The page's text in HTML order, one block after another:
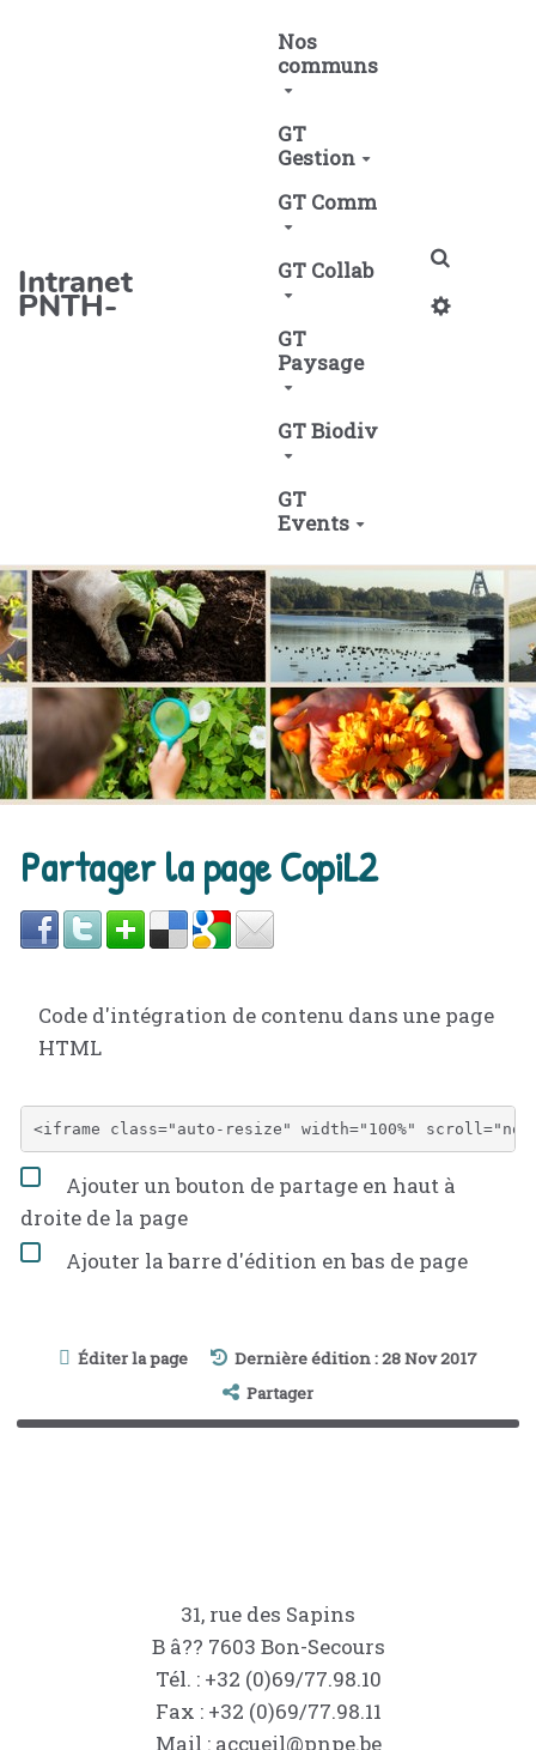
Aller au contenu principal
Intranet
PNTH-
Nos
communs
GT
Gestion
GT Comm
GT Collab
GT
Paysage
GT Biodiv
GT
Events
Partager la page CopiL2
Code d'intégration de contenu dans une page
HTML
Ajouter un bouton de partage en haut à
droite de la page
Ajouter la barre d'édition en bas de page
Éditer la page
Dernière édition : 28 Nov 2017
Partager
31, rue des Sapins
B â?? 7603 Bon-Secours
Tél. : +32 (0)69/77.98.10
Fax : +32 (0)69/77.98.11
Mail : accueil@pnpe.be